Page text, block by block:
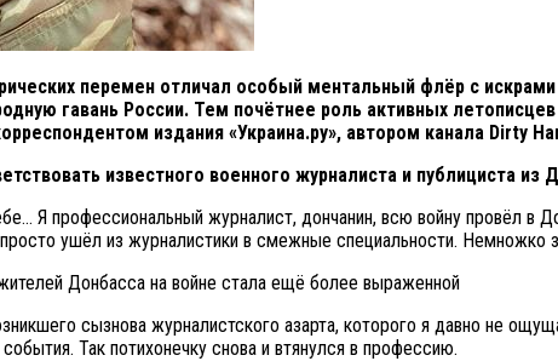
перемен отличал особый ментальный флёр с
гавань России. Тем почётнее роль активных
издания «Украина.ру», автором канала Dirty
известного военного журналиста и публициста
Я профессиональный журналист, дончанин, всю войну провёл
ушёл из журналистики в смежные специальности.
сызнова журналистского азарта, которого я давно не
Так потихонечку снова и втянулся в профессию.